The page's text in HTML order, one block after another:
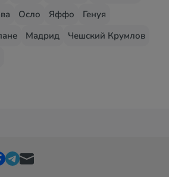
Осло Яффо
Генуя
Мадрид
Чешский Крумлов